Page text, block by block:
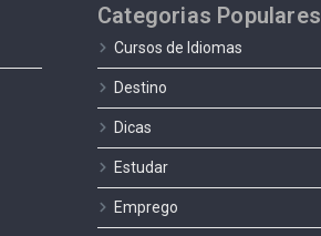
Categorias Populares
Cursos de Idiomas
Destino
Dicas
Estudar
Emprego